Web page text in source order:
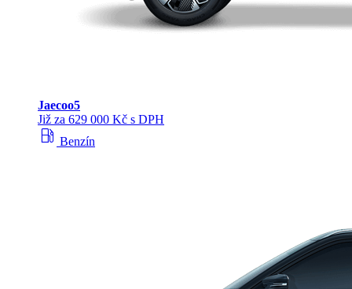
Jaecoo5
Již za 629 000 Kč s DPH
local_gas_station Benzín